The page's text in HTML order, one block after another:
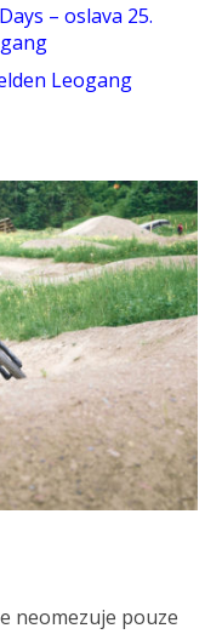
– oslava 25.
Leogang
neomezuje pouze